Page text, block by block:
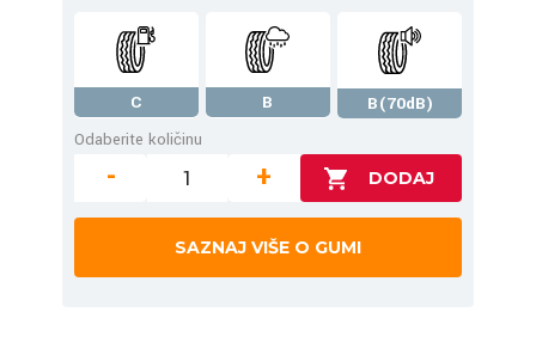
C B
B(70dB)
Odaberite količinu
- +
SAZNAJ VIŠE O GUMI